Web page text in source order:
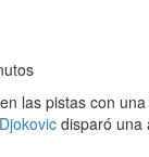
las pistas con
disparó una